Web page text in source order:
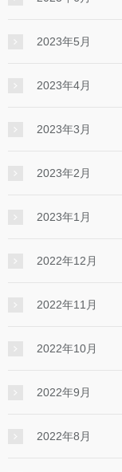
2023年5月
2023年4月
2023年3月
2023年2月
2023年1月
2022年12月
2022年11月
2022年10月
2022年9月
2022年8月